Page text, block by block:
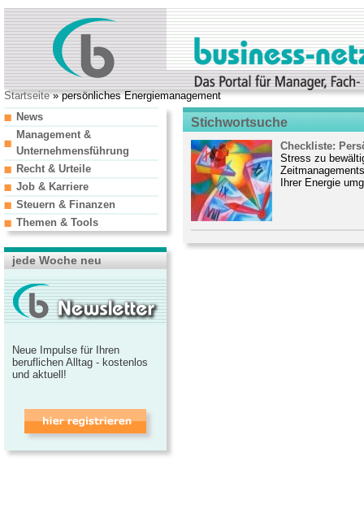
Startseite» persönliches Energiemanagement
Stichwortsuche
Checkliste:
Stress zu
Ihrer Energie
News
Management &
Unternehmensführung
Recht & Urteile
Job & Karriere
Steuern & Finanzen
Themen & Tools
jede Woche neu
Neue Impulse für Ihren
beruflichen Alltag - kostenlos
und aktuell!